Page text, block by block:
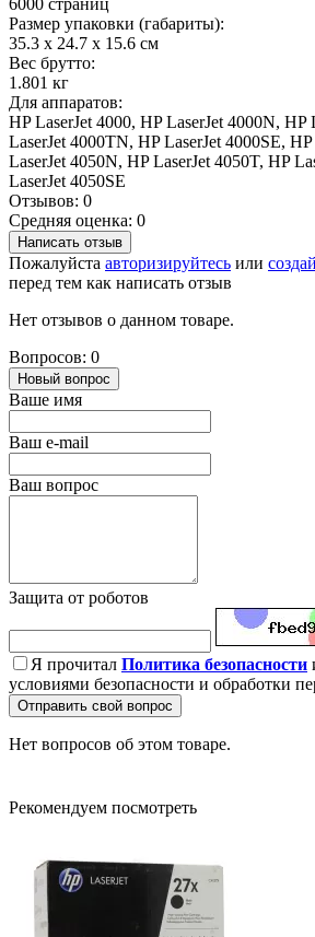
6000 страниц
Размер упаковки (габариты):
35.3 x 24.7 x 15.6 см
Вес брутто:
1.801 кг
Для аппаратов:
HP LaserJet 4000, HP LaserJet 4000N, HP
LaserJet 4000TN, HP LaserJet 4000SE,
LaserJet 4050N, HP LaserJet 4050T, HP
LaserJet 4050SE
Отзывов: 0
Средняя оценка: 0
Написать отзыв
Пожалуйста авторизируйтесь или
перед тем как написать отзыв
Нет отзывов о данном товаре.
Вопросов: 0
Новый вопрос
Ваше имя
Ваш e-mail
Ваш вопрос
Защита от роботов
Я прочитал Политика безопасности
условиями безопасности и обработки
Отправить свой вопрос
Нет вопросов об этом товаре.
Рекомендуем посмотреть